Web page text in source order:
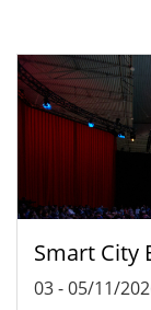
Smart City
03-05/11/